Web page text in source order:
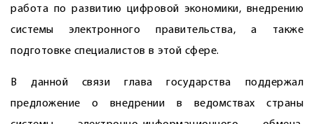
работа по развитию цифровой экономики, внедрению
сис­темы электронного правительства, а также
подготовке специалистов в этой сфере.
В данной связи глава государства поддержал
предложение о внедрении в ведомствах страны